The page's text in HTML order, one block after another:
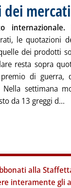
internazionale.
le quotazioni
dei prodotti
resta sopra
di guerra,
Nella settimana
da 13 greggi d...
alla
interamente gli